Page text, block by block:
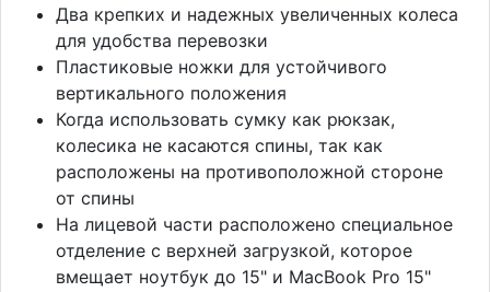
Два крепких и надежных увеличенных колеса
для удобства перевозки
Пластиковые ножки для устойчивого
вертикального положения
Когда использовать сумку как рюкзак,
колесика не касаются спины, так как
расположены на противоположной стороне
от спины
На лицевой части расположено специальное
отделение с верхней загрузкой, которое
вмещает ноутбук до 15" и MacBook Pro 15"